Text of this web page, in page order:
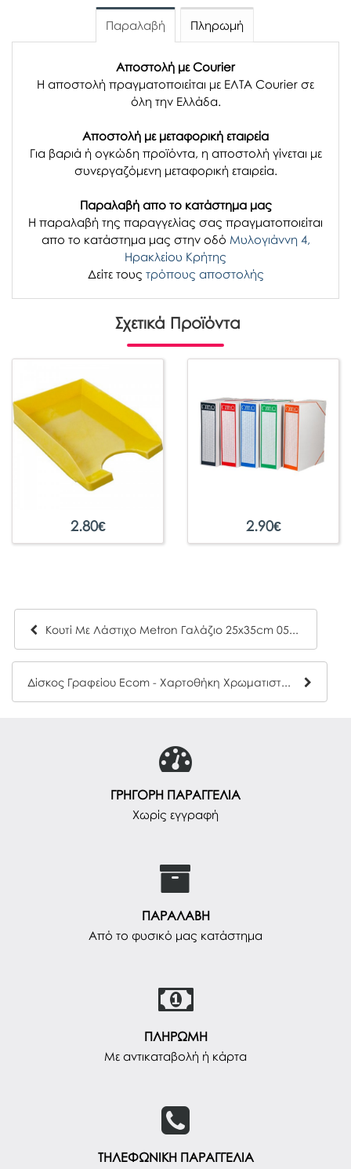
Παραλαβή Πληρωμή
Αποστολή με Courier
Η αποστολή πραγματοποιείται με ΕΛΤΑ Courier σε
όλη την Ελλάδα.
Αποστολή με μεταφορική εταιρεία
Για βαριά ή ογκώδη προϊόντα, η αποστολή γίνεται με
συνεργαζόμενη μεταφορική εταιρεία.
Παραλαβή απο το κατάστημα μας
H παραλαβή της παραγγελίας σας πραγματοποιείται
απο το κατάστημα μας στην οδό Μυλογιάννη 4,
Ηρακλείου Κρήτης
Δείτε τους τρόπους αποστολής
Σχετικά Προϊόντα
2.80€ 2.90€
Κουτί Με Λάστιχο Metron Γαλάζιο 25x35cm 05538
Δίσκος Γραφείου Ecom - Χαρτοθήκη Χρωματιστή Κίτρινη
ΓΡΗΓΟΡΗ ΠΑΡΑΓΓΕΛΙΑ
Χωρίς εγγραφή
ΠΑΡΑΛΑΒΗ
Από το φυσικό μας κατάστημα
ΠΛΗΡΩΜΗ
Με αντικαταβολή ή κάρτα
ΤΗΛΕΦΩΝΙΚΗ ΠΑΡΑΓΓΕΛΙΑ